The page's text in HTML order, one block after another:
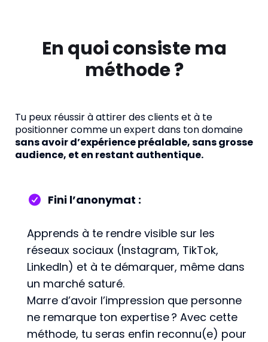
En quoi consiste ma
méthode ?
Tu peux réussir à attirer des clients et à te
positionner comme un expert dans ton domaine
sans avoir d’expérience préalable, sans grosse
audience, et en restant authentique.
Fini l’anonymat :
Apprends à te rendre visible sur les
réseaux sociaux (Instagram, TikTok,
LinkedIn) et à te démarquer, même dans
un marché saturé.
Marre d’avoir l’impression que personne
ne remarque ton expertise ? Avec cette
méthode, tu seras enfin reconnu(e) pour